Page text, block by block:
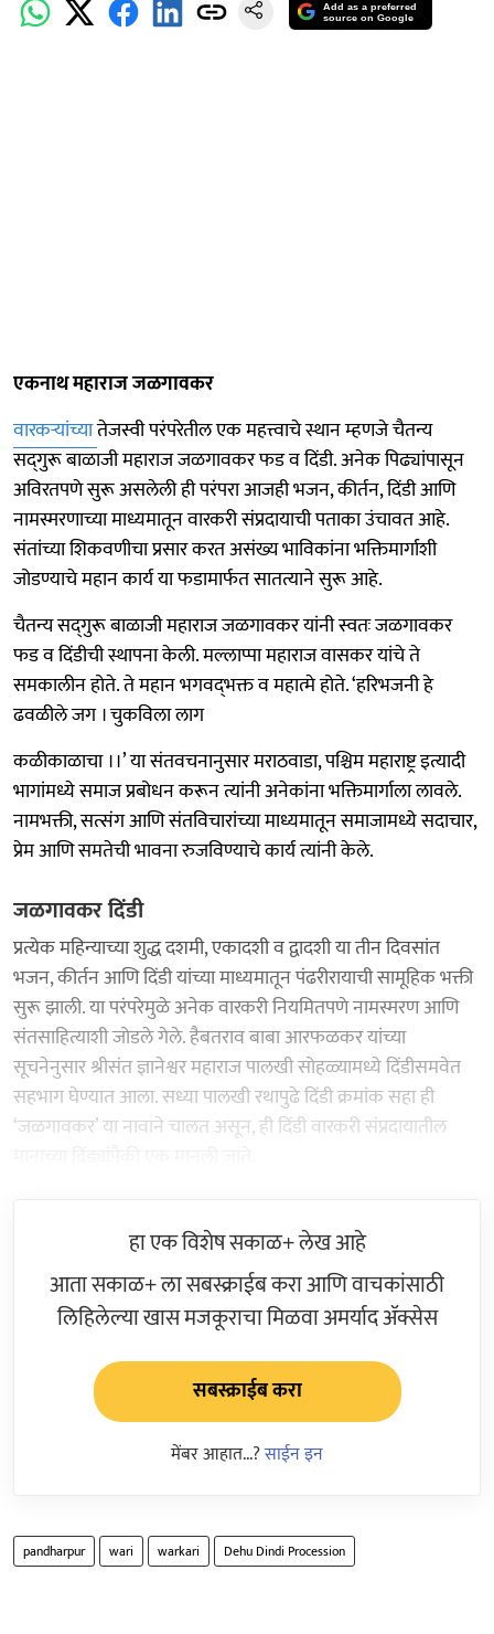
Add as a preferred
source on Google
एकनाथ महाराज जळगावकर
वारकऱ्यांच्यातेजस्वी परंपरेतील एक महत्त्वाचे स्थान म्हणजे चैतन्य
सद्‍गुरू बाळाजी महाराज जळगावकर फड व दिंडी. अनेक पिढ्यांपासून
अविरतपणे सुरू असलेली ही परंपरा आजही भजन, कीर्तन, दिंडी आणि
नामस्मरणाच्या माध्यमातून वारकरी संप्रदायाची पताका उंचावत आहे.
संतांच्या शिकवणीचा प्रसार करत असंख्य भाविकांना भक्तिमार्गाशी
जोडण्याचे महान कार्य या फडामार्फत सातत्याने सुरू आहे.
चैतन्य सद्‍गुरू बाळाजी महाराज जळगावकर यांनी स्वतः जळगावकर
फड व दिंडीची स्थापना केली. मल्लाप्पा महाराज वासकर यांचे ते
समकालीन होते. ते महान भगवद्‍भक्त व महात्मे होते. ‘हरिभजनी हे
ढवळीले जग । चुकविला लाग
कळीकाळाचा ।।’ या संतवचनानुसार मराठवाडा, पश्चिम महाराष्ट्र इत्यादी
भागांमध्ये समाज प्रबोधन करून त्यांनी अनेकांना भक्तिमार्गाला लावले.
नामभक्ती, सत्संग आणि संतविचारांच्या माध्यमातून समाजामध्ये सदाचार,
प्रेम आणि समतेची भावना रुजविण्याचे कार्य त्यांनी केले.
जळगावकर दिंडी
प्रत्येक महिन्याच्या शुद्ध दशमी, एकादशी व द्वादशी या तीन दिवसांत
भजन, कीर्तन आणि दिंडी यांच्या माध्यमातून पंढरीरायाची सामूहिक भक्ती
सुरू झाली. या परंपरेमुळे अनेक वारकरी नियमितपणे नामस्मरण आणि
संतसाहित्याशी जोडले गेले. हैबतराव बाबा आरफळकर यांच्या
सूचनेनुसार श्रीसंत ज्ञानेश्वर महाराज पालखी सोहळ्यामध्ये दिंडीसमवेत
सहभाग घेण्यात आला. सध्या पालखी रथापुढे दिंडी क्रमांक सहा ही
‘जळगावकर’ या नावाने चालत असून, ही दिंडी वारकरी संप्रदायातील
हा एक विशेष सकाळ+ लेख आहे
आता सकाळ+ ला सबस्क्राईब करा आणि वाचकांसाठी
लिहिलेल्या खास मजकूराचा मिळवा अमर्याद ॲक्सेस
सबस्क्राईब करा
मेंबर आहात...?साईन इन
pandharpur wari warkari Dehu Dindi Procession